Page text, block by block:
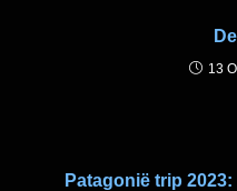
13
Patagonië trip